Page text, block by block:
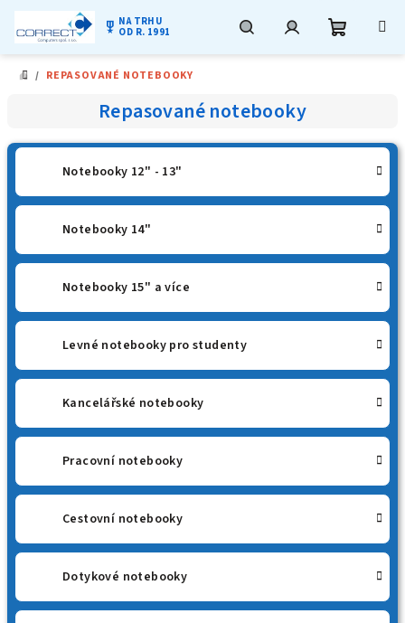
military_tech NA TRHU
OD R. 1991
DOMŮ
/ REPASOVANÉ NOTEBOOKY
Repasované notebooky
Notebooky 12" - 13"
Notebooky 14"
Notebooky 15" a více
Levné notebooky pro studenty
Kancelářské notebooky
Pracovní notebooky
Cestovní notebooky
Dotykové notebooky